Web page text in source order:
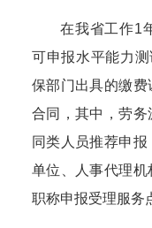
在我省工作1
可申报水平能力
保部门出具的缴
合同，其中，劳
同类人员推荐申
单位、人事代理
职称申报受理服务